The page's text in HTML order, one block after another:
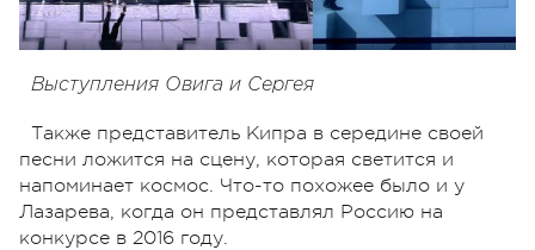
Выступления Овига и Сергея
Также представитель Кипра в середине своей
песни ложится на сцену, которая светится и
напоминает космос. Что-то похожее было и у
Лазарева, когда он представлял Россию на
конкурсе в 2016 году.